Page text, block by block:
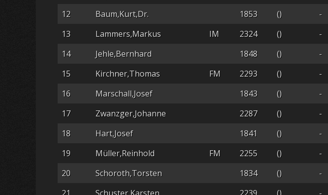
12
Baum,Kurt,Dr. 1853 () -
13
Lammers,Markus IM 2324 () -
14
Jehle,Bernhard 1848 () -
15
Kirchner,Thomas FM 2293 () -
16
Marschall,Josef 1843 () -
17
Zwanzger,Johanne 2287 () -
18
Hart,Josef 1841 () -
19
Müller,Reinhold FM 2255 () -
20
Schoroth,Torsten 1834 () -